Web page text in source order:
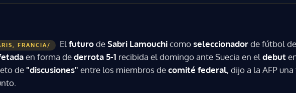
FRANCIA/ El futurodeSabri Lamouchicomoseleccionadorde fútbol de
en forma dederrota 5-1 recibida el domingo ante Suecia en el debut
de "discusiones" entre los miembros decomité federal, dijo a la AFP